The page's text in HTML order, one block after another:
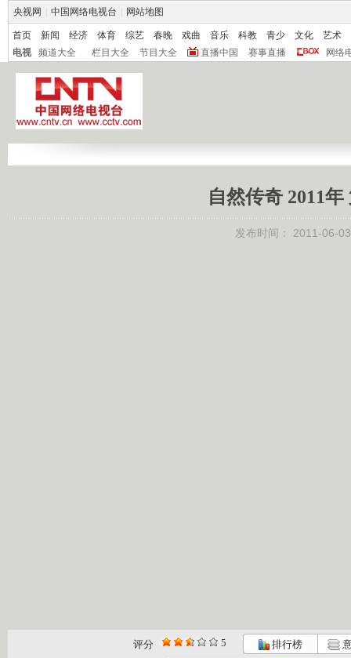
央视网 中国网络电视台 网站地图
首页 新闻 经济 体育 综艺 春晚 戏曲 音乐 科教 青少 文化
艺术
电视
频道大全 栏目大全 节目大全 直播中国 赛事直播 网络
自然传奇 2011
发布时间： 2011-06-
评分 5 排行榜